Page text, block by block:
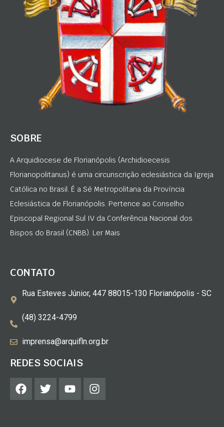
SOBRE
A Arquidiocese de Florianópolis (Archidioecesis
Florianopolitanus) é uma circunscrição eclesiástica da Igreja
Católica no Brasil. É a Sé Metropolitana da Província
Eclesiástica de Florianópolis. Pertence ao Conselho
Episcopal Regional Sul IV da Conferência Nacional dos
Bispos do Brasil (CNBB). Ler Mais
CONTATO
Rua Esteves Júnior, 447 88015-130 Florianópolis - SC
(48) 3224-4799
imprensa@arquifln.org.br
REDES SOCIAIS